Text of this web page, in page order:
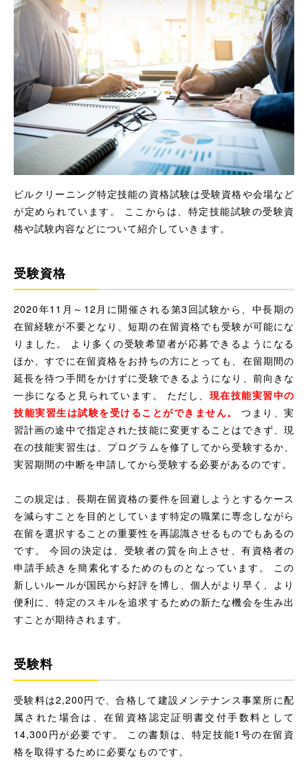
ビルクリーニング特定技能の資格試験は受験資格や会場など
が定められています。 ここからは、特定技能試験の受験資
格や試験内容などについて紹介していきます。
受験資格
2020年11月～12月に開催される第3回試験から、中長期の
在留経験が不要となり、短期の在留資格でも受験が可能にな
りました。 より多くの受験希望者が応募できるようになる
ほか、すでに在留資格をお持ちの方にとっても、在留期間の
延長を待つ手間をかけずに受験できるようになり、前向きな
一歩になると見られています。 ただし、 現在技能実習中の
技能実習生は試験を受けることができません。
つまり、実
習計画の途中で指定された技能に変更することはできず、現
在の技能実習生は、プログラムを修了してから受験するか、
実習期間の中断を申請してから受験する必要があるのです。
この規定は、長期在留資格の要件を回避しようとするケース
を減らすことを目的としています特定の職業に専念しながら
在留を選択することの重要性を再認識させるものでもあるの
です。 今回の決定は、受験者の質を向上させ、有資格者の
申請手続きを簡素化するためのものとなっています。 この
新しいルールが国民から好評を博し、個人がより早く、より
便利に、特定のスキルを追求するための新たな機会を生み出
すことが期待されます。
受験料
受験料は2,200円で、合格して建設メンテナンス事業所に配
属された場合は、在留資格認定証明書交付手数料として
14,300円が必要です。 この書類は、特定技能1号の在留資
格を取得するために必要なものです。